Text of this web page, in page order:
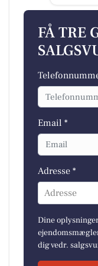
FÅ TRE
Email *
Adresse *
Adresse
Dine
dig vedr.